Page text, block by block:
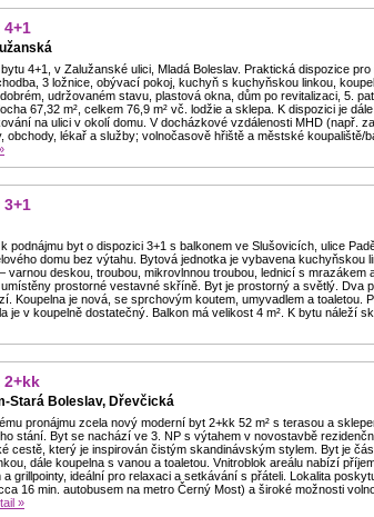
4+1
4+1, v Zalužanské ulici, Mladá Boleslav. Praktická dispozice pro
3 ložnice, obývací pokoj, kuchyň s kuchyňskou linkou,
udržovaném stavu, plastová okna, dům po revitalizaci, 5.
67,32 m², celkem 76,9 m² vč. lodžie a sklepa. K dispozici je
na ulici v okolí domu. V docházkové vzdálenosti MHD (např.
obchody, lékař a služby; volnočasově hřiště a městské koupaliště/
3+1
podnájmu byt o dispozici 3+1 s balkonem ve Slušovicích, ulice
domu bez výtahu. Bytová jednotka je vybavena kuchyňskou
varnou deskou, troubou, mikrovlnnou troubou, lednicí s mrazákem
prostorné vestavné skříně. Byt je prostorný a světlý. Dva
Koupelna je nová, se sprchovým koutem, umyvadlem a toaletou.
je v koupelně dostatečný. Balkon má velikost 4 m². K bytu náleží
2+kk
Stará Boleslav, Dřevčická
pronájmu zcela nový moderní byt 2+kk 52 m² s terasou a
stání. Byt se nachází ve 3. NP s výtahem v novostavbě
cestě, který je inspirován čistým skandinávským stylem. Byt je
dále koupelna s vanou a toaletou. Vnitroblok areálu nabízí
grillpointy, ideální pro relaxaci a setkávání s přáteli. Lokalita
16 min. autobusem na metro Černý Most) a široké možnosti
»